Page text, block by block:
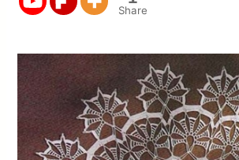
Share